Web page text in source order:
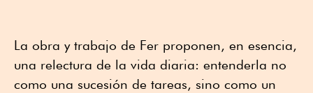
La obra y trabajo de Fer proponen, en esencia,
una relectura de la vida diaria: entenderla no
como una sucesión de tareas, sino como un